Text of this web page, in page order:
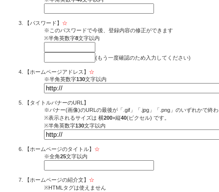
【パスワード】 ☆
※このパスワードで今後、登録内容の修正ができます
※半角英数字8文字以内
(もう一度確認のため入力してください)
【ホームページアドレス】 ☆
※半角英数字130文字以内
【タイトルバナーのURL】
※バナー(画像)のURLの最後が「.gif」「.jpg」「.png」のいずれかで終
※表示されるサイズは 横200×縦40(ピクセル) です。
※半角英数字130文字以内
【ホームページのタイトル】 ☆
※全角25文字以内
【ホームページの紹介文】 ☆
※HTMLタグは使えません